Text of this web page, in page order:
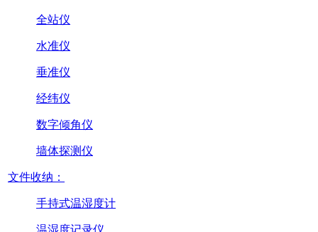
全站仪
水准仪
垂准仪
经纬仪
数字倾角仪
墙体探测仪
文件收纳：
手持式温湿度计
温湿度记录仪